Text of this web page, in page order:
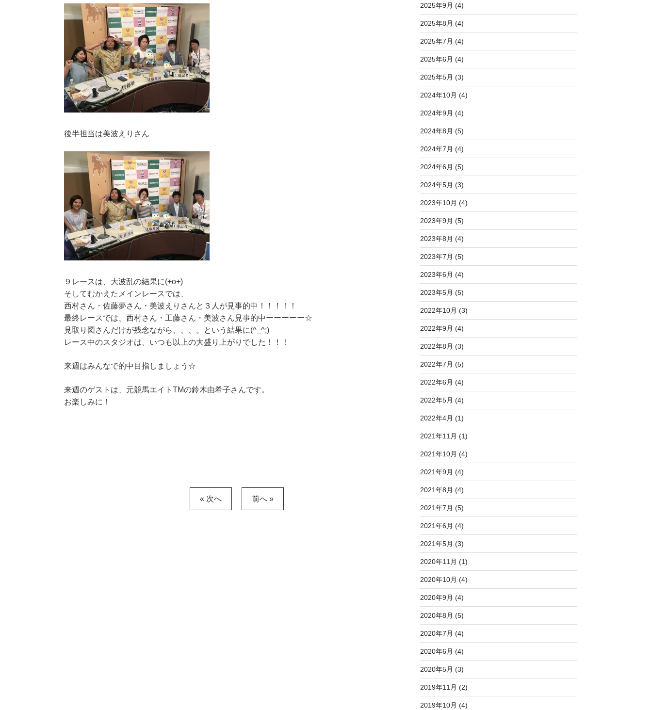
後半担当は美波えりさん
９レースは、大波乱の結果に(+o+)
そしてむかえたメインレースでは、
西村さん・佐藤夢さん・美波えりさんと３人が見事的中！！！！！
最終レースでは、西村さん・工藤さん・美波さん見事的中ーーーーー☆
見取り図さんだけが残念ながら、、、。という結果に(^_^;)
レース中のスタジオは、いつも以上の大盛り上がりでした！！！
来週はみんなで的中目指しましょう☆
来週のゲストは、元競馬エイトTMの鈴木由希子さんです。
お楽しみに！
« 次へ 前へ »
2025年9月 (4)
2025年8月 (4)
2025年7月 (4)
2025年6月 (4)
2025年5月 (3)
2024年10月 (4)
2024年9月 (4)
2024年8月 (5)
2024年7月 (4)
2024年6月 (5)
2024年5月 (3)
2023年10月 (4)
2023年9月 (5)
2023年8月 (4)
2023年7月 (5)
2023年6月 (4)
2023年5月 (5)
2022年10月 (3)
2022年9月 (4)
2022年8月 (3)
2022年7月 (5)
2022年6月 (4)
2022年5月 (4)
2022年4月 (1)
2021年11月 (1)
2021年10月 (4)
2021年9月 (4)
2021年8月 (4)
2021年7月 (5)
2021年6月 (4)
2021年5月 (3)
2020年11月 (1)
2020年10月 (4)
2020年9月 (4)
2020年8月 (5)
2020年7月 (4)
2020年6月 (4)
2020年5月 (3)
2019年11月 (2)
2019年10月 (4)